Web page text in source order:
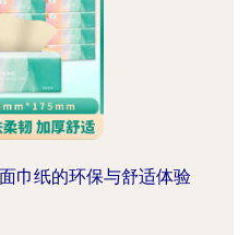
巾纸的环保与舒适体验